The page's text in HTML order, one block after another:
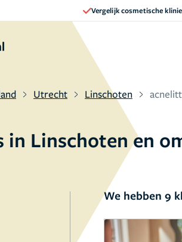
Vergelijk cosmetische
Utrecht Linschoten
in Linschoten en
We hebben 9